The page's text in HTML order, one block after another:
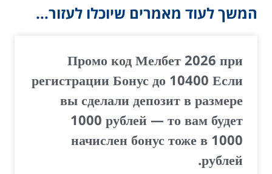
המשך לעוד מאמרים שיוכלו לעזור...
Промо код Мелбет 2026 при
регистрации Бонус до 10400 Если
вы сделали депозит в размере
1000 рублей — то вам будет
начислен бонус тоже в 1000
рублей.